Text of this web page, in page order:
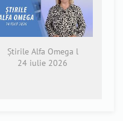
Știrile Alfa Omega l
24 iulie 2026